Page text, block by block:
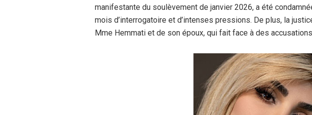
manifestante du soulèvement de janvier 2026, a été
mois d’interrogatoire et d’intenses pressions. De plus, la
Mme Hemmati et de son époux, qui fait face à des